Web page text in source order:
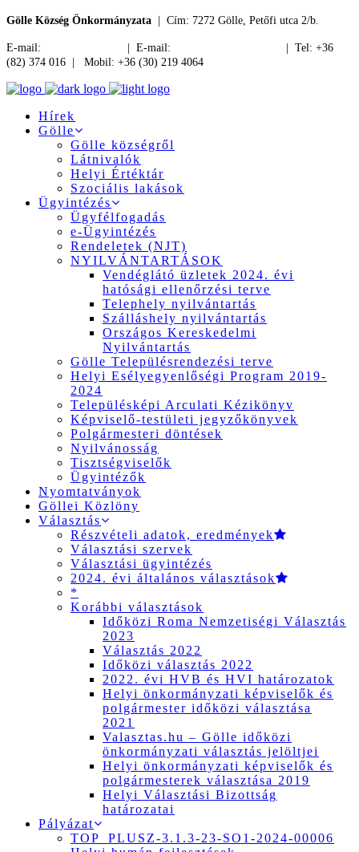
Gölle Község Önkormányzata | Cím: 7272 Gölle, Petőfi utca 2/b.
E-mail: | E-mail:
| Tel: +36
(82) 374 016 | Mobil: +36 (30) 219 4064
Hírek
Gölle
Gölle községről
Látnivalók
Helyi Értéktár
Szociális lakások
Ügyintézés
Ügyfélfogadás
e-Ügyintézés
Rendeletek (NJT)
NYILVÁNTARTÁSOK
Vendéglátó üzletek 2024. évi
hatósági ellenőrzési terve
Telephely nyilvántartás
Szálláshely nyilvántartás
Országos Kereskedelmi
Nyilvántartás
Gölle Településrendezési terve
Helyi Esélyegyenlőségi Program 2019-
2024
Településképi Arculati Kézikönyv
Képviselő-testületi jegyzőkönyvek
Polgármesteri döntések
Nyilvánosság
Tisztségviselők
Ügyintézők
Nyomtatványok
Göllei Közlöny
Választás
Részvételi adatok, eredmények
Választási szervek
Választási ügyintézés
2024. évi általános választások
*
Korábbi választások
Időközi Roma Nemzetiségi Választás
2023
Választás 2022
Időközi választás 2022
2022. évi HVB és HVI határozatok
Helyi önkormányzati képviselők és
polgármester időközi választása
2021
Valasztas.hu – Gölle időközi
önkormányzati választás jelöltjei
Helyi önkormányzati képviselők és
polgármesterek választása 2019
Helyi Választási Bizottság
határozatai
Pályázat
TOP_PLUSZ-3.1.3-23-SO1-2024-00006